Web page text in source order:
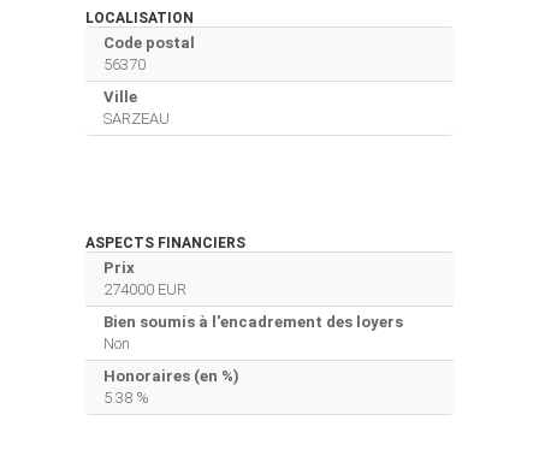
LOCALISATION
Code postal
56370
Ville
SARZEAU
ASPECTS FINANCIERS
Prix
274000 EUR
Bien soumis à l'encadrement des loyers
Non
Honoraires (en %)
5.38 %